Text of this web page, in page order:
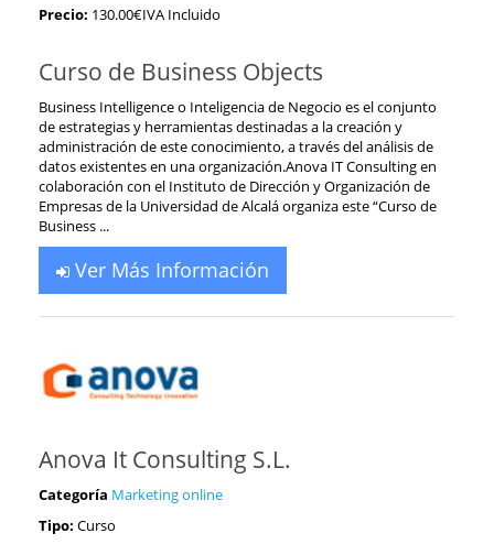
Precio: 130.00€IVA Incluido
Curso de Business Objects
Business Intelligence o Inteligencia de Negocio es el conjunto
de estrategias y herramientas destinadas a la creación y
administración de este conocimiento, a través del análisis de
datos existentes en una organización.Anova IT Consulting en
colaboración con el Instituto de Dirección y Organización de
Empresas de la Universidad de Alcalá organiza este “Curso de
Business ...
Ver Más Información
Anova It Consulting S.L.
Categoría Marketing online
Tipo: Curso